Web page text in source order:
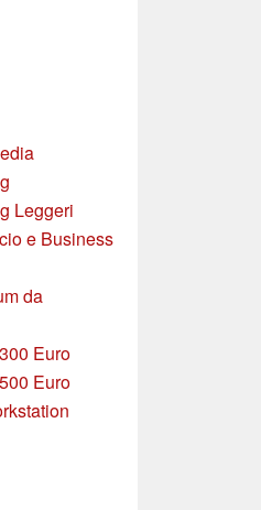
Leggeri
e Business
da
Euro
Euro